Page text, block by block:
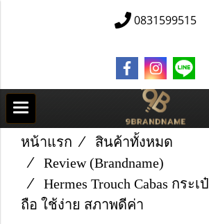
0831599515
หน้าแรก
สินค้าทั้งหมด
Review (Brandname)
Hermes Trouch Cabas กระ
ถือ ใช้ง่าย สภาพดีค่า